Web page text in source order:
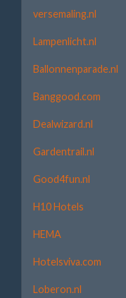
versemaling.nl
Lampenlicht.nl
Ballonnenparade.nl
Banggood.com
Dealwizard.nl
Gardentrail.nl
Good4fun.nl
H10 Hotels
HEMA
Hotelsviva.com
Loberon.nl